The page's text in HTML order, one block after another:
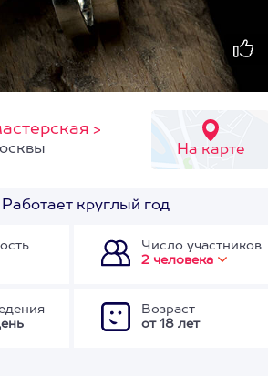
>
На карте
Работает круглый год
Число участников
2 человека
Возраст
от 18 лет